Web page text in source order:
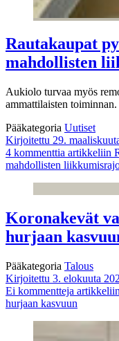
Rautakaupat
mahdollisten
Aukiolo turvaa myös
ammattilaisten toiminnan.
Pääkategoria Uutiset
Kirjoitettu 29.
4 kommenttia artikkeliin
mahdollisten
Koronakevät
hurjaan
Pääkategoria Talous
Kirjoitettu 3. elokuuta
Ei kommentteja
hurjaan kasvuun